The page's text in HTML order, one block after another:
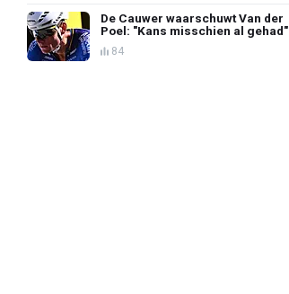
De Cauwer waarschuwt Van der
Poel: "Kans misschien al gehad"
84